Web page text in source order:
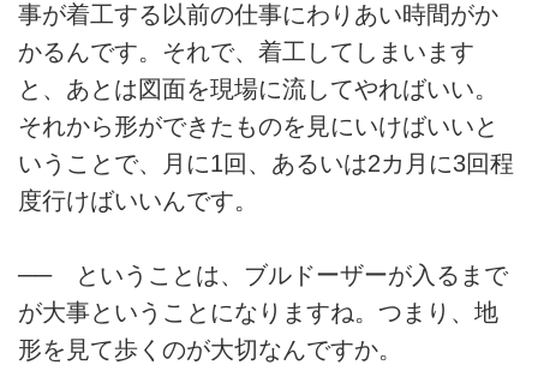
事が着工する以前の仕事にわりあい時間がか
かるんです。それで、着工してしまいます
と、あとは図面を現場に流してやればいい。
それから形ができたものを見にいけばいいと
いうことで、月に1回、あるいは2カ月に3回程
度行けばいいんです。
── ということは、ブルドーザーが入るまで
が大事ということになりますね。つまり、地
形を見て歩くのが大切なんですか。